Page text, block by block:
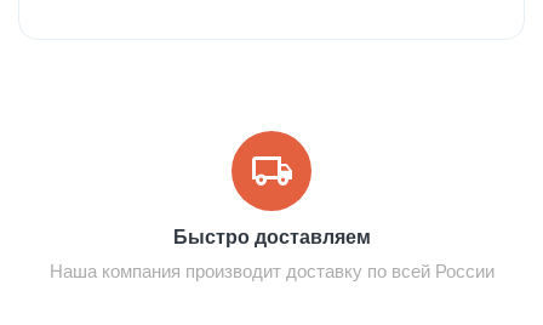
Быстро доставляем
Наша компания производит доставку по всей России